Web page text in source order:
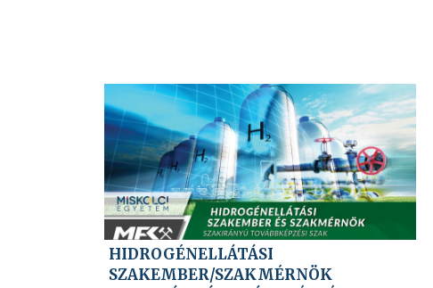
HIDROGÉNELLÁTÁSI
SZAKEMBER/SZAKMÉRNÖK